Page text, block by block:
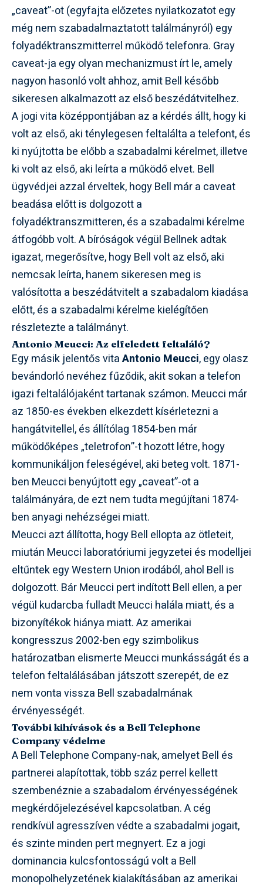
„caveat”-ot (egyfajta előzetes nyilatkozatot egy
még nem szabadalmaztatott találmányról) egy
folyadéktranszmitterrel működő telefonra. Gray
caveat-ja egy olyan mechanizmust írt le, amely
nagyon hasonló volt ahhoz, amit Bell később
sikeresen alkalmazott az első beszédátvitelhez.
A jogi vita középpontjában az a kérdés állt, hogy ki
volt az első, aki ténylegesen feltalálta a telefont, és
ki nyújtotta be előbb a szabadalmi kérelmet, illetve
ki volt az első, aki leírta a működő elvet. Bell
ügyvédjei azzal érveltek, hogy Bell már a caveat
beadása előtt is dolgozott a
folyadéktranszmitteren, és a szabadalmi kérelme
átfogóbb volt. A bíróságok végül Bellnek adtak
igazat, megerősítve, hogy Bell volt az első, aki
nemcsak leírta, hanem sikeresen meg is
valósította a beszédátvitelt a szabadalom kiadása
előtt, és a szabadalmi kérelme kielégítően
részletezte a találmányt.
Antonio Meucci: Az elfeledett feltaláló?
Egy másik jelentős vitaAntonio Meucci, egy olasz
bevándorló nevéhez fűződik, akit sokan a telefon
igazi feltalálójaként tartanak számon. Meucci már
az 1850-es években elkezdett kísérletezni a
hangátvitellel, és állítólag 1854-ben már
működőképes „teletrofon”-t hozott létre, hogy
kommunikáljon feleségével, aki beteg volt. 1871-
ben Meucci benyújtott egy „caveat”-ot a
találmányára, de ezt nem tudta megújítani 1874-
ben anyagi nehézségei miatt.
Meucci azt állította, hogy Bell ellopta az ötleteit,
miután Meucci laboratóriumi jegyzetei és modelljei
eltűntek egy Western Union irodából, ahol Bell is
dolgozott. Bár Meucci pert indított Bell ellen, a per
végül kudarcba fulladt Meucci halála miatt, és a
bizonyítékok hiánya miatt. Az amerikai
kongresszus 2002-ben egy szimbolikus
határozatban elismerte Meucci munkásságát és a
telefon feltalálásában játszott szerepét, de ez
nem vonta vissza Bell szabadalmának
érvényességét.
További kihívások és a Bell Telephone
Company védelme
A Bell Telephone Company-nak, amelyet Bell és
partnerei alapítottak, több száz perrel kellett
szembenéznie a szabadalom érvényességének
megkérdőjelezésével kapcsolatban. A cég
rendkívül agresszíven védte a szabadalmi jogait,
és szinte minden pert megnyert. Ez a jogi
dominancia kulcsfontosságú volt a Bell
monopolhelyzetének kialakításában az amerikai